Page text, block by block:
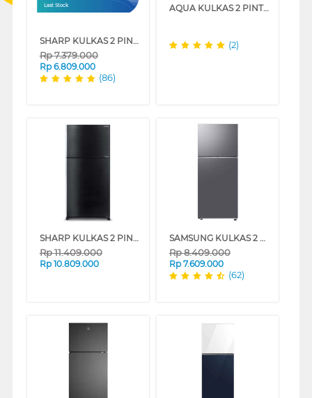
Last Stock
SHARP KULKAS 2 PINTU BESAR BIG 2 DOOR REFRIGERATOR GRAND VETRO SJIG471PGBK
Rp7.379.000
Rp 6.809.000
(86)
AQUA KULKAS 2 PINTU BESAR BIG 2 DOOR REFRIGERATOR AQR-395IM(BK)
(2)
SHARP KULKAS 2 PINTU BESAR BIG 2 DOOR REFRIGERATOR GRAND VETRO SJIG863PGBK
Rp11.409.000
Rp 10.809.000
SAMSUNG KULKAS 2 PINTU BESAR BIG 2 DOOR REFRIGERATOR RT38CG6420S9
Rp8.409.000
Rp 7.609.000
(62)